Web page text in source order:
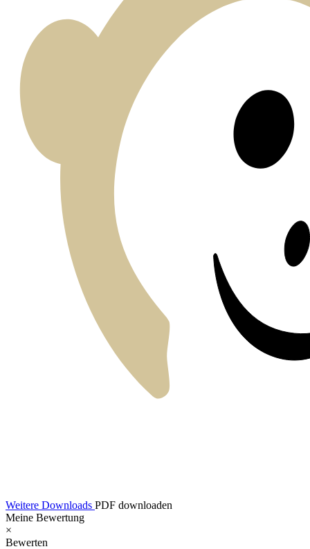
Weitere Downloads PDF downloaden
Meine Bewertung
×
Bewerten